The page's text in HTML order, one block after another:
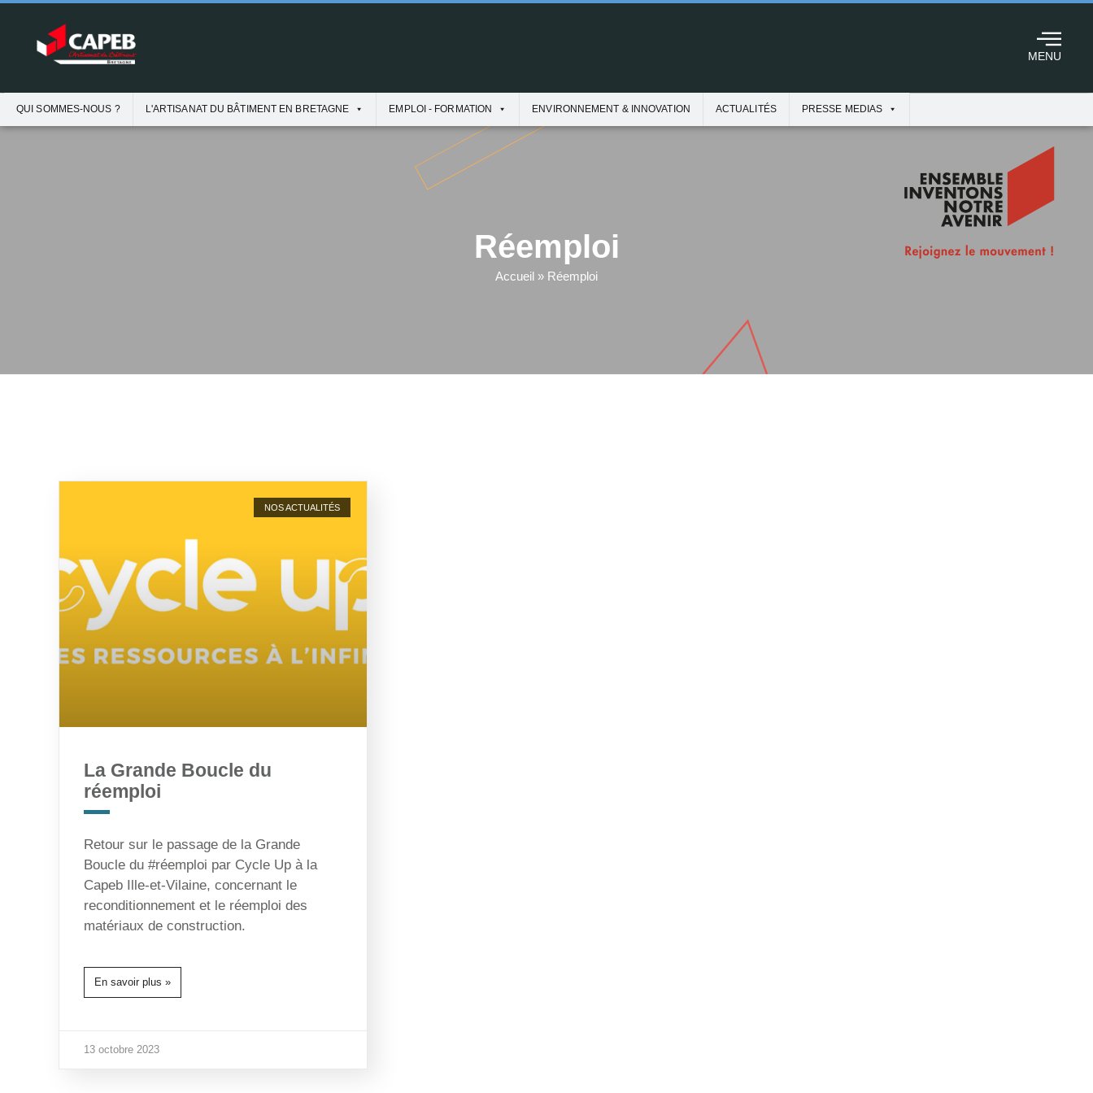
MENU
QUI SOMMES-NOUS ? L'ARTISANAT DU BÂTIMENT EN BRETAGNE EMPLOI - FORMATION ENVIRONNEMENT & INNOVATION ACTUALITÉS PRESSE MEDIAS
Réemploi
Accueil » Réemploi
NOS ACTUALITÉS
La Grande Boucle du
réemploi
Retour sur le passage de la Grande
Boucle du #réemploi par Cycle Up à la
Capeb Ille-et-Vilaine, concernant le
reconditionnement et le réemploi des
matériaux de construction.
En savoir plus »
13 octobre 2023